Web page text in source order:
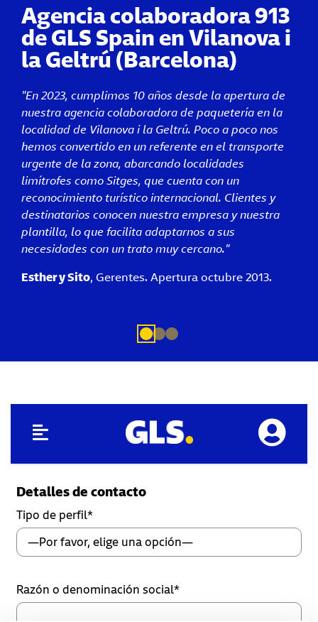
Agencia colaboradora 913
de GLS Spain en Vilanova i
la Geltrú (Barcelona)
"En 2023, cumplimos 10 años desde la apertura de
nuestra agencia colaboradora de paquetería en la
localidad de Vilanova i la Geltrú. Poco a poco nos
hemos convertido en un referente en el transporte
urgente de la zona, abarcando localidades
limítrofes como Sitges, que cuenta con un
reconocimiento turístico internacional. Clientes y
destinatarios conocen nuestra empresa y nuestra
plantilla, lo que facilita adaptarnos a sus
necesidades con un trato muy cercano."
Esther y Sito, Gerentes. Apertura octubre 2013.